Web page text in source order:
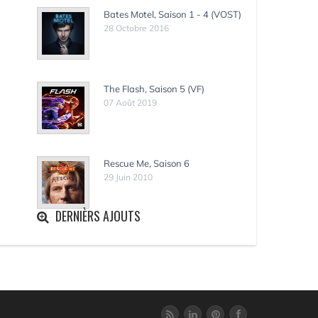
Bates Motel, Saison 1 - 4 (VOST)
28 Octobre 2016
The Flash, Saison 5 (VF)
07 Août 2019
Rescue Me, Saison 6
29 Juin 2010
DERNIÈRS AJOUTS